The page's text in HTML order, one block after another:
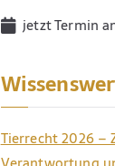
jetzt Termin
Tierrecht 2026 –